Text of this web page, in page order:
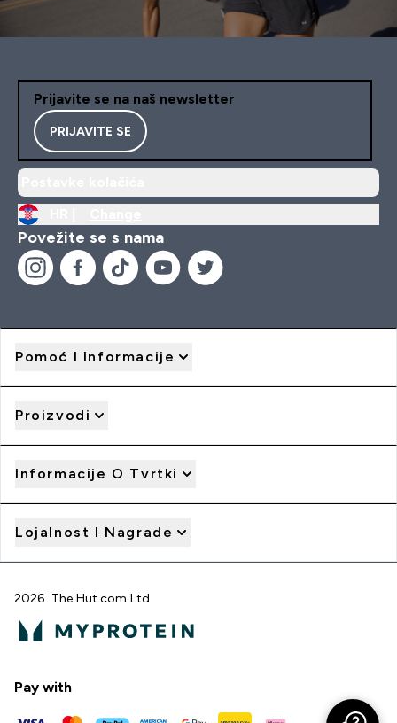
Prijavite se na naš newsletter
PRIJAVITE SE
Povežite se s nama
Pomoć I Informacije
Proizvodi
Informacije O Tvrtki
Lojalnost I Nagrade
2026 The Hut.com Ltd
Pay with